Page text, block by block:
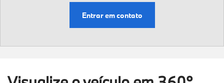
Entrar em contato